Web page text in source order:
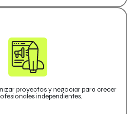
proyectos y negociar para crecer
independientes.